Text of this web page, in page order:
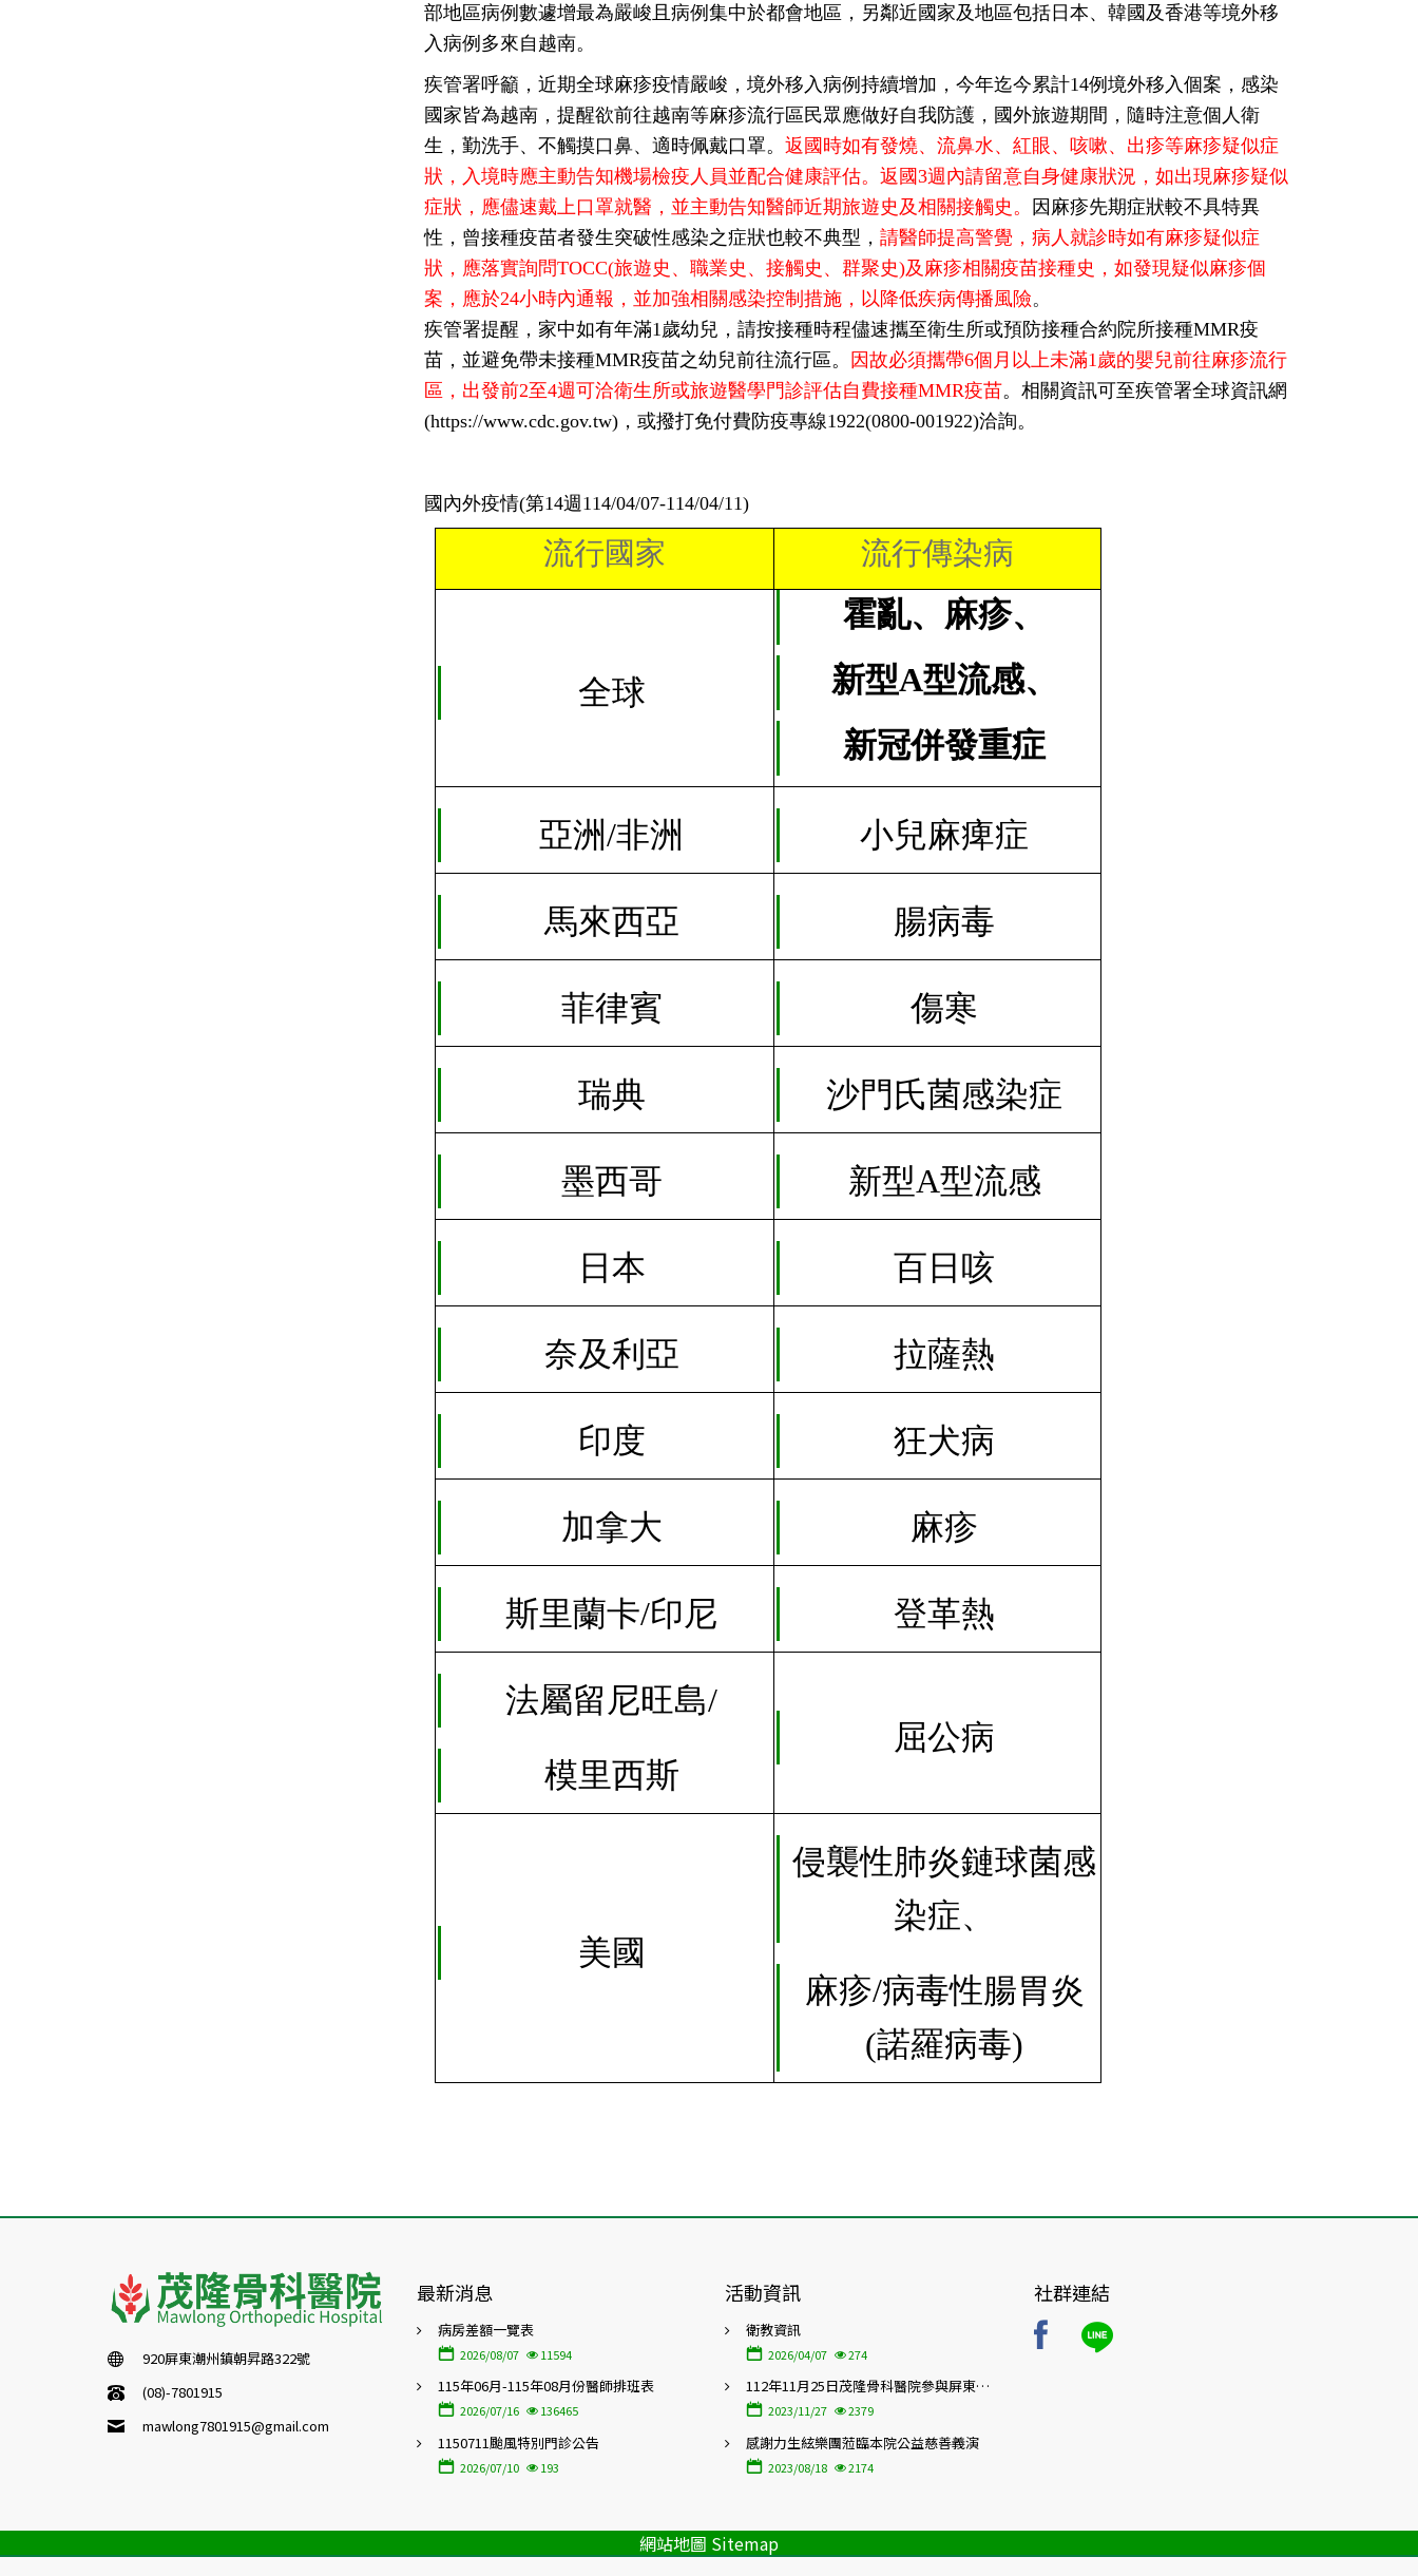
部地區病例數遽增最為嚴峻且病例集中於都會地區，另鄰近國家及地區包括日本、韓國及香港等境外移
入病例多來自越南。
疾管署呼籲，近期全球麻疹疫情嚴峻，境外移入病例持續增加，今年迄今累計14例境外移入個案，感染
國家皆為越南，提醒欲前往越南等麻疹流行區民眾應做好自我防護，國外旅遊期間，隨時注意個人衛
生，勤洗手、不觸摸口鼻、適時佩戴口罩。 返國時如有發燒、流鼻水、紅眼、咳嗽、出疹等麻疹疑似症
狀，入境時應主動告知機場檢疫人員並配合健康評估。返國3週內請留意自身健康狀況，如出現麻疹疑似
症狀，應儘速戴上口罩就醫，並主動告知醫師近期旅遊史及相關接觸史。
因麻疹先期症狀較不具特異
性，曾接種疫苗者發生突破性感染之症狀也較不典型， 請醫師提高警覺，病人就診時如有麻疹疑似症
狀，應落實詢問TOCC(旅遊史、職業史、接觸史、群聚史)及麻疹相關疫苗接種史，如發現疑似麻疹個
案，應於24小時內通報，並加強相關感染控制措施，以降低疾病傳播風險。
疾管署提醒，家中如有年滿1歲幼兒，請按接種時程儘速攜至衛生所或預防接種合約院所接種MMR疫
苗，並避免帶未接種MMR疫苗之幼兒前往流行區。
因故必須攜帶6個月以上未滿1歲的嬰兒前往麻疹流行
區，出發前2至4週可洽衛生所或旅遊醫學門診評估自費接種MMR疫苗。相關資訊可至疾管署全球資訊網
(https://www.cdc.gov.tw)，或撥打免付費防疫專線1922(0800-001922)洽詢。
國內外疫情(第14週114/04/07-114/04/11)
流行國家 流行傳染病
全球
霍亂、麻疹、
新型A型流感、
新冠併發重症
亞洲/非洲 小兒麻痺症
馬來西亞 腸病毒
菲律賓 傷寒
瑞典 沙門氏菌感染症
墨西哥 新型A型流感
日本 百日咳
奈及利亞 拉薩熱
印度 狂犬病
加拿大 麻疹
斯里蘭卡/印尼 登革熱
法屬留尼旺島/
模里西斯
屈公病
美國
侵襲性肺炎鏈球菌感
染症、
麻疹/病毒性腸胃炎
(諾羅病毒)
920屏東潮州鎮朝昇路322號
(08)-7801915
mawlong7801915@gmail.com
最新消息
病房差額一覽表
2026/08/07 11594
115年06月-115年08月份醫師排班表
2026/07/16 136465
1150711颱風特別門診公告
2026/07/10 193
活動資訊
衛教資訊
2026/04/07 274
112年11月25日茂隆骨科醫院參與屏東首
屆「高齡友善照護暨在地特色醫療博覽
2023/11/27 2379
感謝力生絃樂團蒞臨本院公益慈善義演
2023/08/18 2174
社群連結
網站地圖 Sitemap